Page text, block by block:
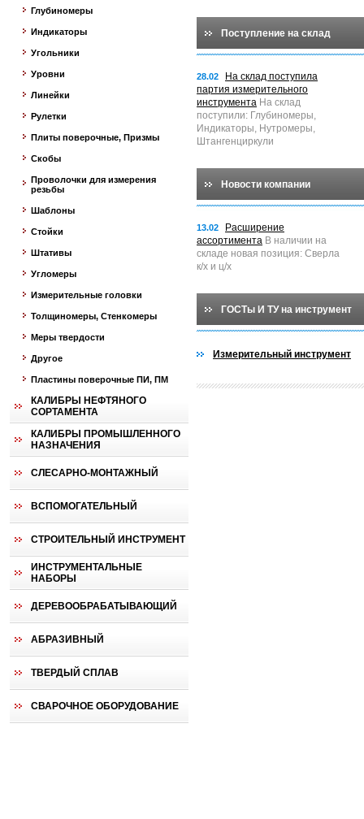
Глубиномеры
Индикаторы
Угольники
Уровни
Линейки
Рулетки
Плиты поверочные, Призмы
Скобы
Проволочки для измерения
резьбы
Шаблоны
Стойки
Штативы
Угломеры
Измерительные головки
Толщиномеры, Стенкомеры
Меры твердости
Другое
Пластины поверочные ПИ, ПМ
КАЛИБРЫ НЕФТЯНОГО
СОРТАМЕНТА
КАЛИБРЫ ПРОМЫШЛЕННОГО
НАЗНАЧЕНИЯ
СЛЕСАРНО-МОНТАЖНЫЙ
ВСПОМОГАТЕЛЬНЫЙ
СТРОИТЕЛЬНЫЙ ИНСТРУМЕНТ
ИНСТРУМЕНТАЛЬНЫЕ
НАБОРЫ
ДЕРЕВООБРАБАТЫВАЮЩИЙ
АБРАЗИВНЫЙ
ТВЕРДЫЙ СПЛАВ
СВАРОЧНОЕ ОБОРУДОВАНИЕ
Поступление на склад
28.02
На склад поступила
партия измерительного
инструмента На склад
поступили: Глубиномеры,
Индикаторы, Нутромеры,
Штангенциркули
Новости компании
13.02
Расширение
ассортимента В наличии на
складе новая позиция: Сверла
к/х и ц/х
ГОСТы И ТУ на инструмент
Измерительный инструмент